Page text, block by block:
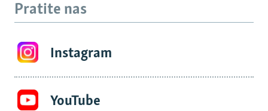
Pratite nas
Instagram
YouTube